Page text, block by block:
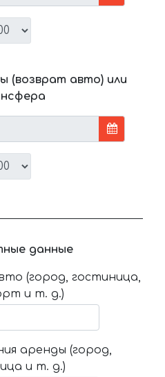
(возврат авто) или
данные
(город, гостиница,
и т. д.)
аренды (город,
и т. д.)